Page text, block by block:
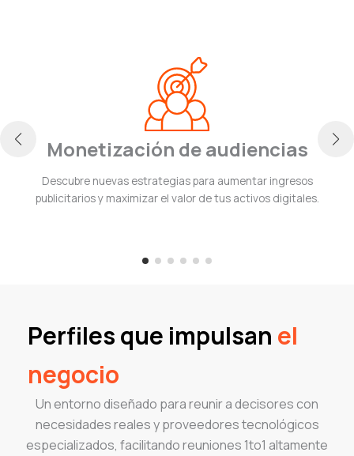
Monetización de audiencias
Descubre nuevas estrategias para aumentar ingresos
publicitarios y maximizar el valor de tus activos digitales.
Perfiles que impulsan el
negocio
Un entorno diseñado para reunir a decisores con
necesidades reales y proveedores tecnológicos
especializados, facilitando reuniones 1to1 altamente